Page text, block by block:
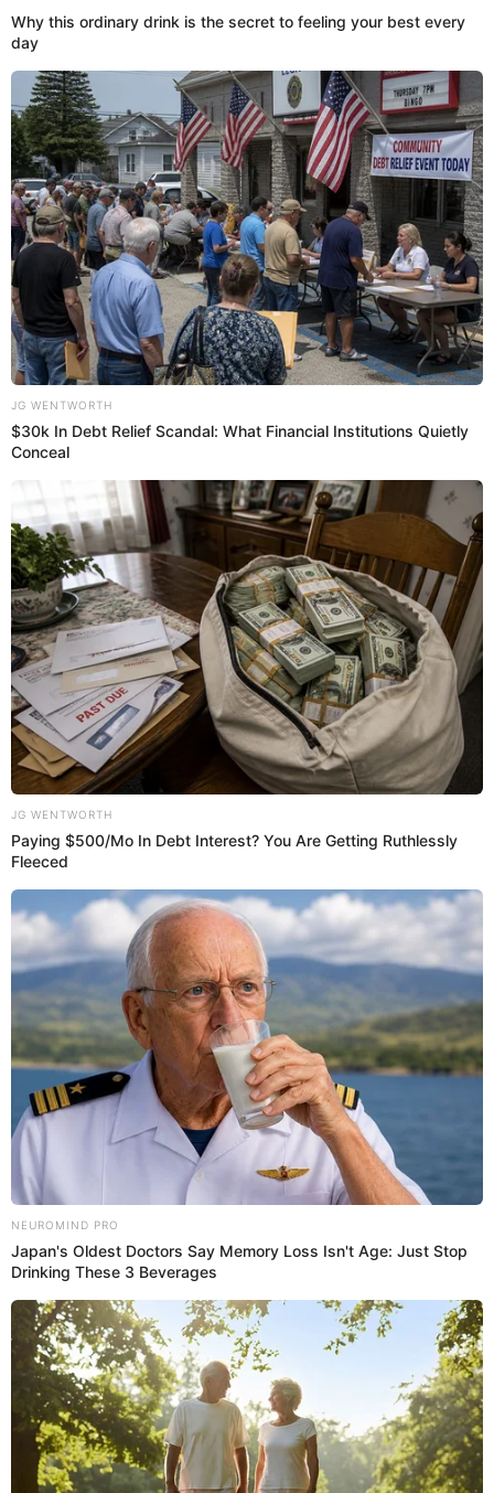
El exjugador de Alianza Lima, Waldir Sáenz, fue captado con una
mujer y protagonizó llamativo momento al mirar las imágenes en
Astrid Aramburú
Waldir Sáenz
27 Oct 2023 | 8:58 h
Waldir Sáenz es captado pasando la noche en
departamento con mujer hincha de la 'U' que no
es su esposa
El exfutbolista de Alianza Lima, Waldir Sáenz, fue evidenciado por
las cámaras de Magaly Medina ingresando a edificio de mujer que
no era su esposa.
Melanni Miranda
Waldir Sáenz